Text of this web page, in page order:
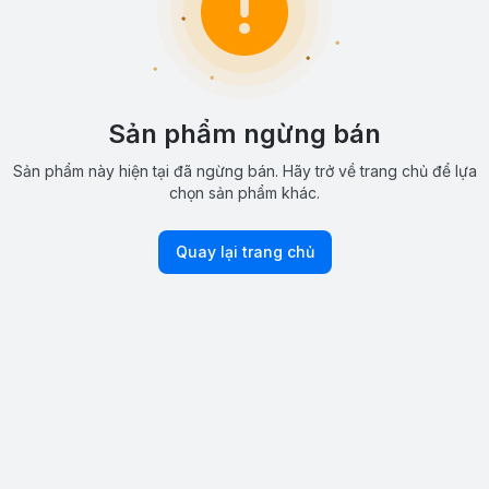
Sản phẩm ngừng bán
Sản phẩm này hiện tại đã ngừng bán. Hãy trở về trang chủ để lựa
chọn sản phẩm khác.
Quay lại trang chủ